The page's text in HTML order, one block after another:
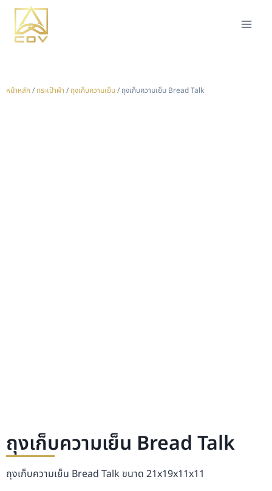
หน้าหลัก/ กระเป๋าผ้า / ถุงเก็บความเย็น/ ถุงเก็บความเย็น Bread Talk
ถุงเก็บความเย็น Bread Talk
ถุงเก็บความเย็น Bread Talk ขนาด 21x19x11x11